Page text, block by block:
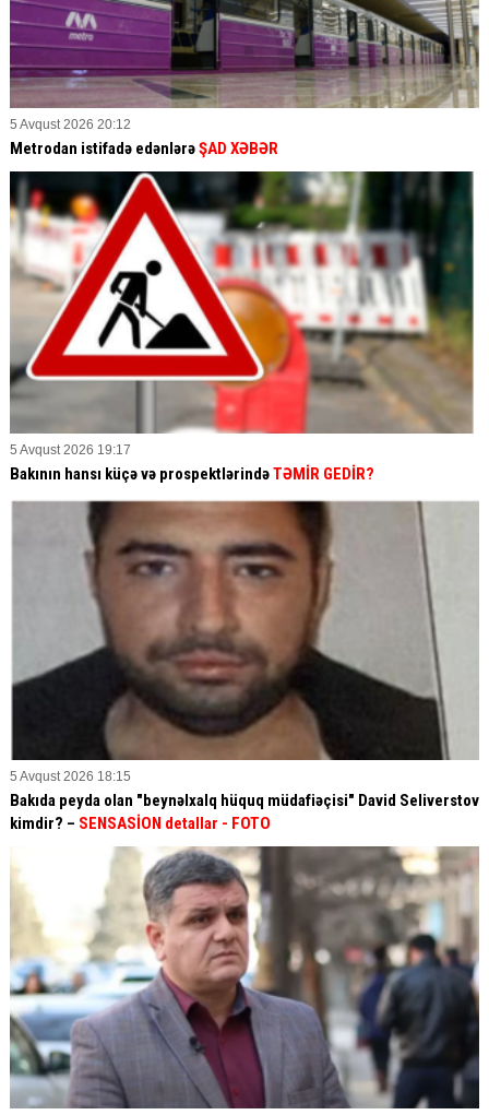
5 Avqust 2026 20:12
Metrodan istifadə edənlərəŞAD XƏBƏR
5 Avqust 2026 19:17
Bakının hansı küçə və prospektlərindəTƏMİR GEDİR?
5 Avqust 2026 18:15
Bakıda peyda olan "beynəlxalq hüquq müdafiəçisi" David Seliverstov
kimdir? – SENSASİON detallar - FOTO